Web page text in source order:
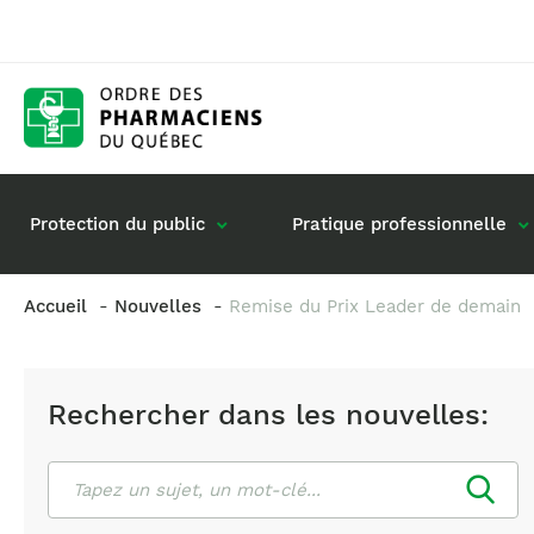
Protection du public
Vos questions :
Pratique professionnelle
Exercice en société
Commande de matériel
Accueil Nouvelles Remise du Prix Leader de demain
Rechercher dans les nouvelles: